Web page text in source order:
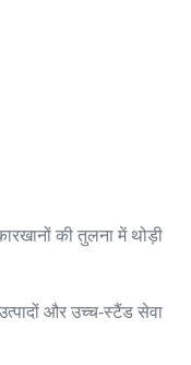
की तुलना में थोड़ी
और उच्च-स्टैंड सेवा